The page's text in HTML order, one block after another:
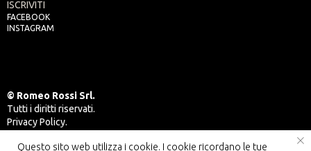
Questo sito web utilizza i cookie. I cookie ricordano le tue
ISCRIVITI
FACEBOOK
INSTAGRAM
© Romeo Rossi Srl.
Tutti i diritti riservati.
Privacy Policy.
CREATED BYDESIGN FABRIKAX
DESIGN PILLSTUDIO